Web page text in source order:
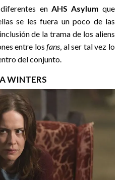
en AHS Asylum que
se les fuera un poco de las
de la trama de los aliens
entre losfans, al ser tal vez lo
del conjunto.
WINTERS